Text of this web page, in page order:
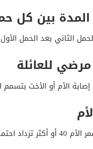
بين كل
الحمل الأول بـ 10 سنوات يزيد ذلك من احتمالية حدوث بعض المضاعفات
مرضي للعائلة
الأم أو الأخت
إصابتها بتسمم الحمل.